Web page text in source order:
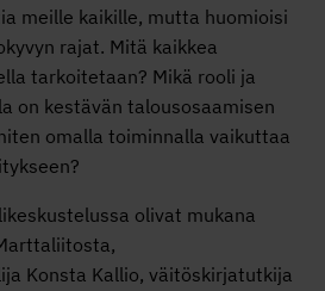
meille kaikille, mutta huomioisi
rajat. Mitä kaikkea
tarkoitetaan? Mikä rooli ja
on kestävän talousosaamisen
omalla toiminnalla vaikuttaa
olivat mukana
Konsta Kallio, väitöskirjatutkija